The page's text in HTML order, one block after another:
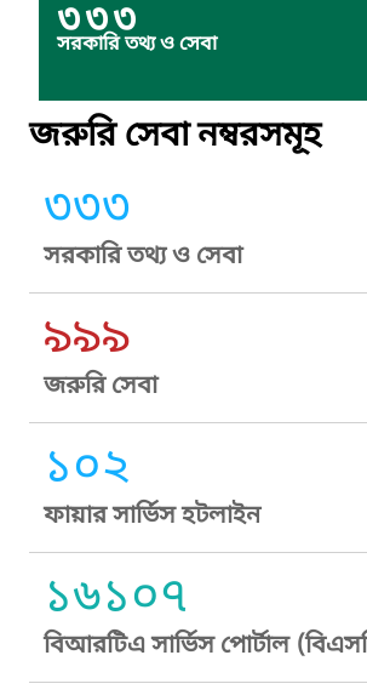
৩৩৩
সরকারি তথ্য ও সেবা
জরুরি সেবা নম্বরসমূহ
৩৩৩
সরকারি তথ্য ও সেবা
৯৯৯
জরুরি সেবা
১০২
ফায়ার সার্ভিস হটলাইন
১৬১০৭
বিআরটিএ সার্ভিস পোর্টাল